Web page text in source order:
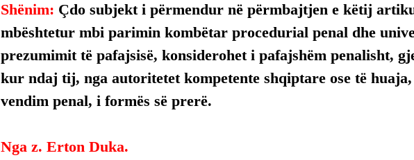
Shënim: Çdo subjekt i përmendur në përmbajtjen e këtij
mbështetur mbi parimin kombëtar procedurial penal dhe
prezumimit të pafajsisë, konsiderohet i pafajshëm penalisht,
kur ndaj tij, nga autoritetet kompetente shqiptare ose të
vendim penal, i formës së prerë.
Nga z. Erton Duka.